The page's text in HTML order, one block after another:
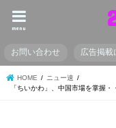
menu
お問い合わせ 広告掲
HOME
ニュー速
「ちいかわ」、中国市場を掌握